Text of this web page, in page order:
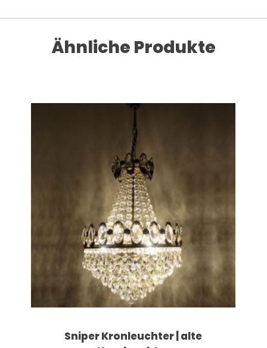
Ähnliche Produkte
Sniper Kronleuchter | alte